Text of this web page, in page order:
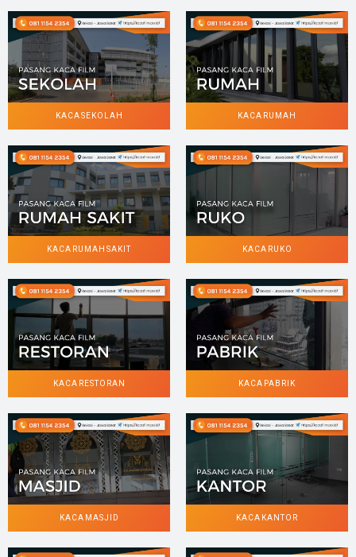
KACA SEKOLAH KACA RUMAH
KACA RUMAH SAKIT KACA RUKO
KACA RESTORAN KACA PABRIK
KACA MASJID KACA KANTOR